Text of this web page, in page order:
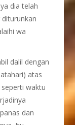
dia telah
wa
dalil dengan
atas
waktu
dan